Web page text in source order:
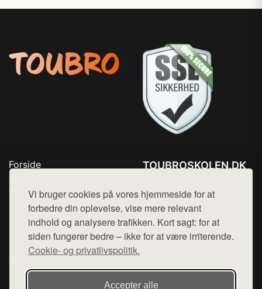
Vi bruger cookies på vores hjemmeside for at
forbedre din oplevelse, vise mere relevant
indhold og analysere trafikken. Kort sagt: for at
siden fungerer bedre – ikke for at være irriterende.
Cookie- og privatlivspolitik.
Accepter alle
Forside
Top Rabatter
Blog
Kontakt
TOUBROSKOLEN.DK
Mail: hej@want.dk
Cookie- og privatlivspolitik
Denne side er en del af want.dk, der udgiver en række